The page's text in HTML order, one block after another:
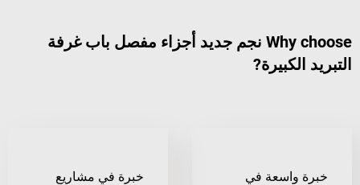
Why choose نجم جديد أجزاء مفصل باب غرفة
في
خبرة في مشاريع